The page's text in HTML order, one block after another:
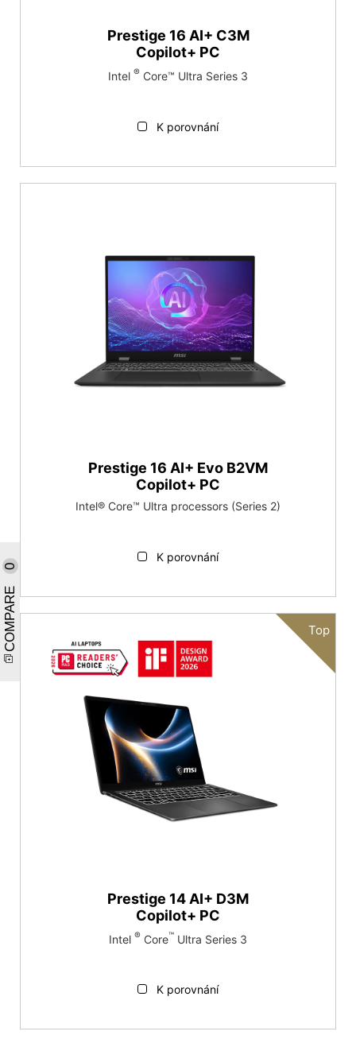
COMPARE
0
Prestige 16 AI+ C3M
Copilot+ PC
Intel ® Core™ Ultra Series 3
K porovnání
Prestige 16 AI+ Evo B2VM
Copilot+ PC
Intel® Core™ Ultra processors (Series 2)
K porovnání
Top
Prestige 14 AI+ D3M
Copilot+ PC
Intel ® Core™ Ultra Series 3
K porovnání